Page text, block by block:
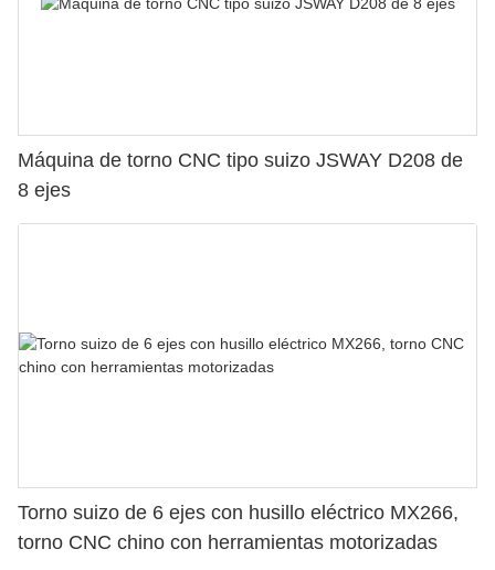
Máquina de torno CNC tipo suizo JSWAY D208 de
8 ejes
Torno suizo de 6 ejes con husillo eléctrico MX266,
torno CNC chino con herramientas motorizadas